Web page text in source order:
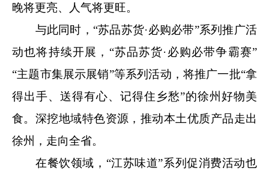
晚将更亮、人气将更旺。
与此同时，“苏品苏货·必购必带”系列推广活
动也将持续开展，“苏品苏货·必购必带争霸赛”
“主题市集展示展销”等系列活动，将推广一批“拿
得出手、送得有心、记得住乡愁”的徐州好物美
食。深挖地域特色资源，推动本土优质产品走出
徐州，走向全省。
在餐饮领域，“江苏味道”系列促消费活动也